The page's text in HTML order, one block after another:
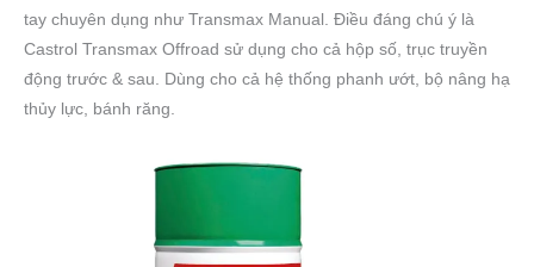
tay chuyên dụng như Transmax Manual. Điều đáng chú ý là
Castrol Transmax Offroad sử dụng cho cả hộp số, trục truyền
động trước & sau. Dùng cho cả hệ thống phanh ướt, bộ nâng hạ
thủy lực, bánh răng.